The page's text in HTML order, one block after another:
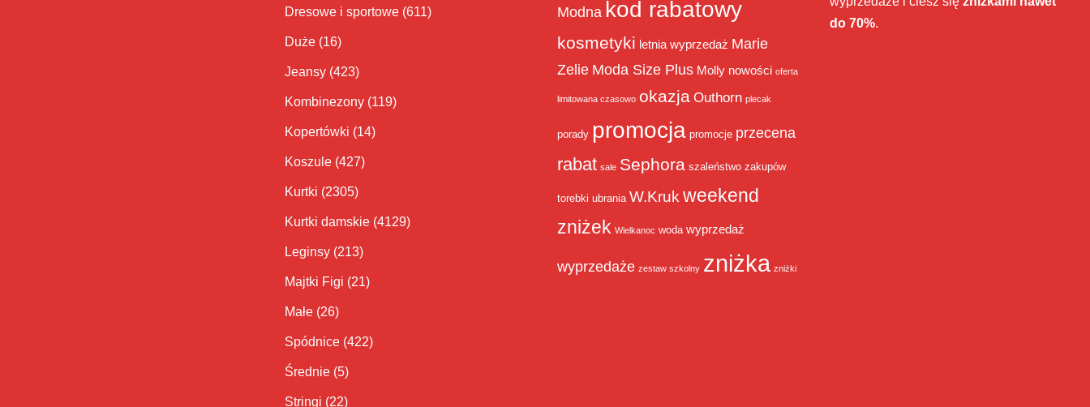
Dresowe i sportowe (611)
Duże (16)
Jeansy (423)
Kombinezony (119)
Kopertówki (14)
Koszule (427)
Kurtki (2305)
Kurtki damskie (4129)
Leginsy (213)
Majtki Figi (21)
Małe (26)
Spódnice (422)
Średnie (5)
Stringi (22)
Modna kod rabatowy
kosmetyki letnia wyprzedaż Marie
Zelie Moda Size Plus Molly nowości oferta
limitowana czasowo okazja Outhorn plecak
porady promocja promocje przecena
rabat sale Sephora szaleństwo zakupów
torebki ubrania W.Kruk weekend
zniżek Wielkanoc woda wyprzedaż
wyprzedaże zestaw szkolny zniżka zniżki
do 70%.